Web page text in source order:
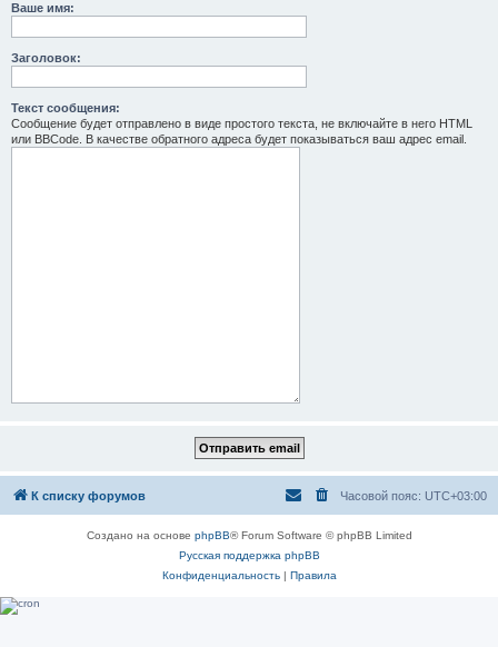
Ваше имя:
Заголовок:
Текст сообщения:
Сообщение будет отправлено в виде простого текста, не включайте в него HTML
или BBCode. В качестве обратного адреса будет показываться ваш адрес email.
К списку форумов Часовой пояс: UTC+03:00
Создано на основе phpBB® Forum Software © phpBB Limited
Русская поддержка phpBB
Конфиденциальность| Правила